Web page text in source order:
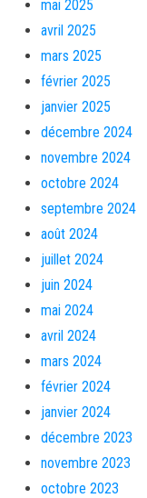
mai 2025
avril 2025
mars 2025
février 2025
janvier 2025
décembre 2024
novembre 2024
octobre 2024
septembre 2024
août 2024
juillet 2024
juin 2024
mai 2024
avril 2024
mars 2024
février 2024
janvier 2024
décembre 2023
novembre 2023
octobre 2023